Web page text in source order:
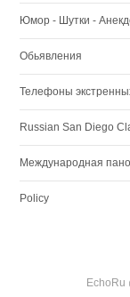
Юмор - Шутки -
Обьявления
Телефоны
Russian San Diego
Международная
Policy